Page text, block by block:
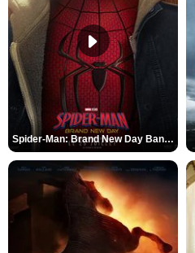
Spider-Man: Brand New Day Bande-annonce VO STFR